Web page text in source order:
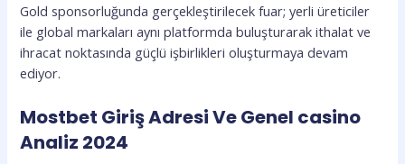
Gold sponsorluğunda gerçekleştirilecek fuar; yerli üreticiler
ile global markaları aynı platformda buluşturarak ithalat ve
ihracat noktasında güçlü işbirlikleri oluşturmaya devam
ediyor.
Mostbet Giriş Adresi Ve Genel casino
Analiz 2024